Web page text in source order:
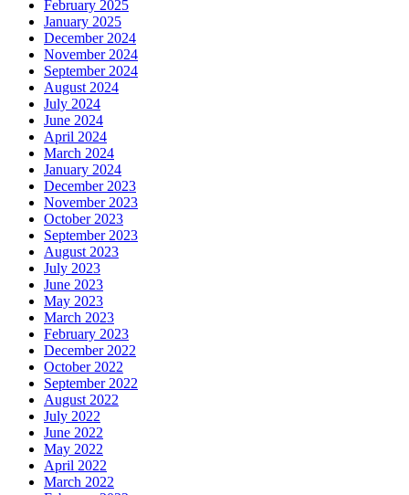
February 2025
January 2025
December 2024
November 2024
September 2024
August 2024
July 2024
June 2024
April 2024
March 2024
January 2024
December 2023
November 2023
October 2023
September 2023
August 2023
July 2023
June 2023
May 2023
March 2023
February 2023
December 2022
October 2022
September 2022
August 2022
July 2022
June 2022
May 2022
April 2022
March 2022